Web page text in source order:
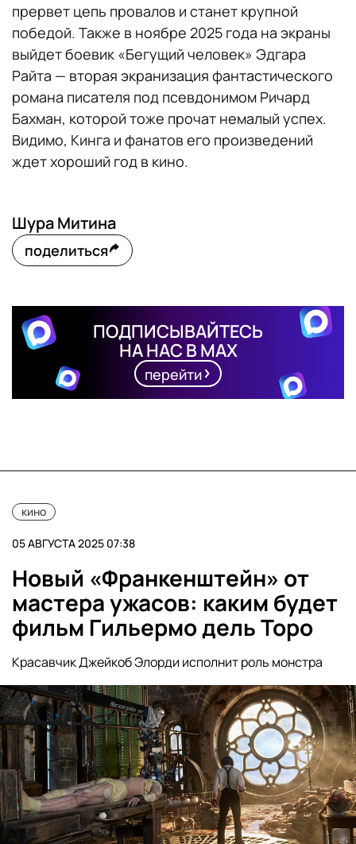
прервет цепь провалов и станет крупной
победой. Также в ноябре 2025 года на экраны
выйдет боевик «Бегущий человек» Эдгара
Райта — вторая экранизация фантастического
романа писателя под псевдонимом Ричард
Бахман, которой тоже прочат немалый успех.
Видимо, Кинга и фанатов его произведений
ждет хороший год в кино.
Шура Митина
поделиться
ПОДПИСЫВАЙТЕСЬ
НА НАС В MAX
перейти
кино
05 АВГУСТА 2025 07:38
Новый «Франкенштейн» от
мастера ужасов: каким будет
фильм Гильермо дель Торо
Красавчик Джейкоб Элорди исполнит роль монстра